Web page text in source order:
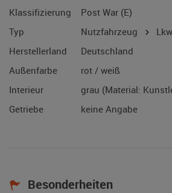
Klassifizierung
Post War (E)
Typ
Nutzfahrzeug
Herstellerland
Deutschland
Außenfarbe
rot / weiß
Interieur
grau (Material:
Getriebe
keine Angabe
Besonderheiten